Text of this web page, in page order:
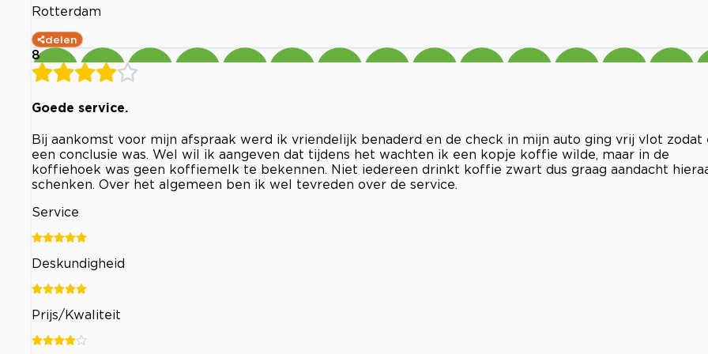
Rotterdam
delen
8
Goede service.
Bij aankomst voor mijn afspraak werd ik vriendelijk benaderd en de check in mijn auto ging vrij vlot zodat
een conclusie was. Wel wil ik aangeven dat tijdens het wachten ik een kopje koffie wilde, maar in de
koffiehoek was geen koffiemelk te bekennen. Niet iedereen drinkt koffie zwart dus graag aandacht
schenken. Over het algemeen ben ik wel tevreden over de service.
Service
Deskundigheid
Prijs/Kwaliteit